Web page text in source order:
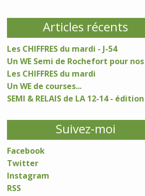
Articles récents
Les CHIFFRES du mardi - J-54
Les CHIFFRES du mardi
Un WE de courses...
SEMI & RELAIS de LA 12-14 -
Suivez-moi
Facebook
Twitter
Instagram
RSS